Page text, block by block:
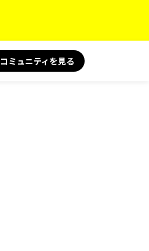
コミュニティを見る